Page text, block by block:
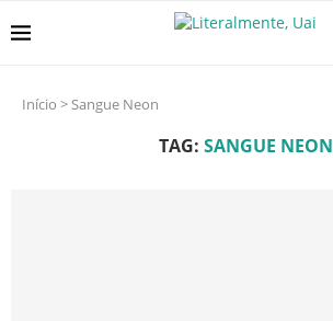
Início >Sangue Neon
TAG: SANGUE NEON